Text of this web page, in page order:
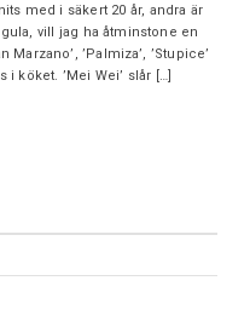
med i säkert 20 år, andra är
gula, vill jag ha åtminstone en
Marzano’, ’Palmiza’, ’Stupice’
i köket. ’Mei Wei’ slår […]